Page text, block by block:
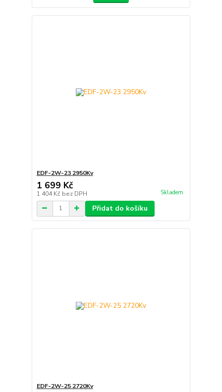
EDF-2W-23 2950Kv
1 699 Kč
1 404 Kč bez DPH Skladem
Přidat do košíku
EDF-2W-25 2720Kv